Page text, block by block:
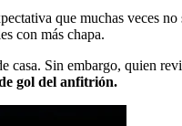
que muchas veces
con más chapa.
Sin embargo, quien
gol del anfitrión.